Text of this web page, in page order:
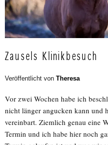
Zausels Klinikbesuch
Veröffentlicht von Theresa
Vor zwei Wochen habe ich
nicht länger angucken kann und
vereinbart. Ziemlich genau eine
Termin und ich habe hier noch